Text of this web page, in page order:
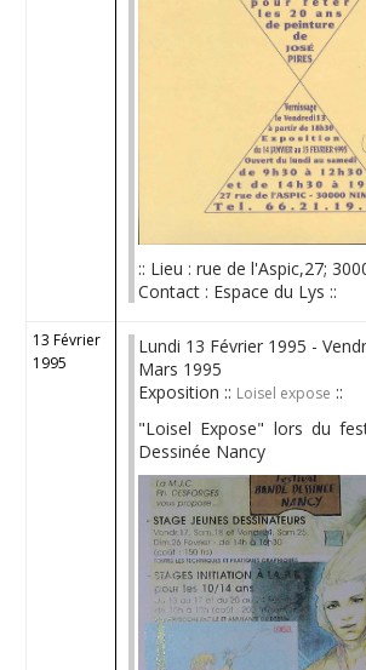
:: Lieu : rue de l'Aspic,27;
Contact : Espace du Lys ::
13 Février
1995
Lundi 13 Février 1995 -
Mars 1995
Exposition :: Loisel expose ::
"Loisel Expose" lors du
Dessinée Nancy